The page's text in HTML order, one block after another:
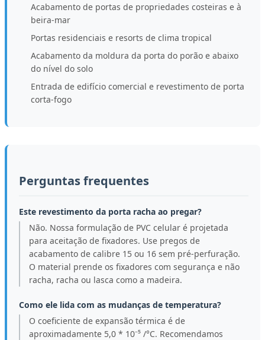
Acabamento de portas de propriedades costeiras e à
beira-mar
Portas residenciais e resorts de clima tropical
Acabamento da moldura da porta do porão e abaixo
do nível do solo
Entrada de edifício comercial e revestimento de porta
corta-fogo
Perguntas frequentes
Este revestimento da porta racha ao pregar?
Não. Nossa formulação de PVC celular é projetada
para aceitação de fixadores. Use pregos de
acabamento de calibre 15 ou 16 sem pré-perfuração.
O material prende os fixadores com segurança e não
racha, racha ou lasca como a madeira.
Como ele lida com as mudanças de temperatura?
O coeficiente de expansão térmica é de
aproximadamente 5,0 * 10⁻⁵ /°C. Recomendamos